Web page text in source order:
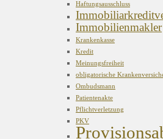
Haftungsausschluss
Immobilienmakler
Krankenkasse
Kredit
Meinungsfreiheit
obligatorische
Ombudsmann
Patientenakte
Pflichtverletzung
PKV